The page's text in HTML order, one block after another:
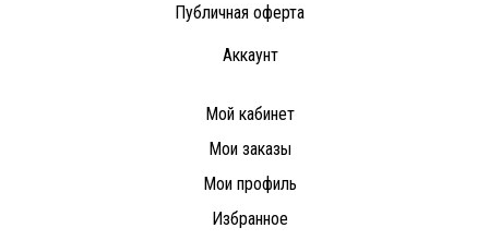
Публичная оферта
Аккаунт
Мой кабинет
Мои заказы
Мои профиль
Избранное